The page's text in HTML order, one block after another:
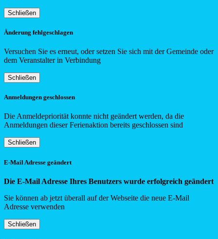
Schließen
Änderung fehlgeschlagen
Versuchen Sie es erneut, oder setzen Sie sich mit der Gemeinde oder
dem Veranstalter in Verbindung
Schließen
Anmeldungen geschlossen
Die Anmeldepriorität konnte nicht geändert werden, da die
Anmeldungen dieser Ferienaktion bereits geschlossen sind
Schließen
E-Mail Adresse geändert
Die E-Mail Adresse Ihres Benutzers wurde erfolgreich geändert
Sie können ab jetzt überall auf der Webseite die neue E-Mail
Adresse verwenden
Schließen